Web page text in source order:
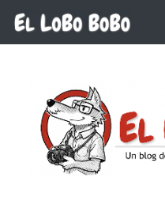
Ir al contenido principal